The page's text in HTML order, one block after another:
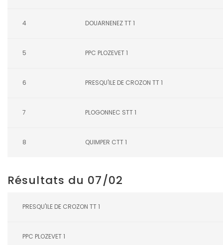
4 DOUARNENEZ TT 1
5 PPC PLOZEVET 1
6 PRESQU'ILE DE CROZON TT 1
7 PLOGONNEC STT 1
8 QUIMPER CTT 1
Résultats du 07/02
PRESQU'ILE DE CROZON TT 1
PPC PLOZEVET 1